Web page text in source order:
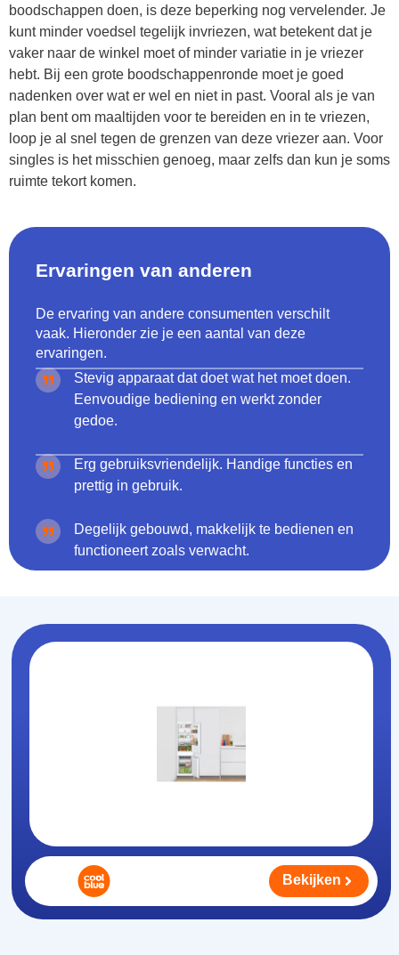
boodschappen doen, is deze beperking nog vervelender. Je
kunt minder voedsel tegelijk invriezen, wat betekent dat je
vaker naar de winkel moet of minder variatie in je vriezer
hebt. Bij een grote boodschappenronde moet je goed
nadenken over wat er wel en niet in past. Vooral als je van
plan bent om maaltijden voor te bereiden en in te vriezen,
loop je al snel tegen de grenzen van deze vriezer aan. Voor
singles is het misschien genoeg, maar zelfs dan kun je soms
ruimte tekort komen.
Ervaringen van anderen
De ervaring van andere consumenten verschilt
vaak. Hieronder zie je een aantal van deze
ervaringen.
Stevig apparaat dat doet wat het moet doen.
Eenvoudige bediening en werkt zonder
gedoe.
Erg gebruiksvriendelijk. Handige functies en
prettig in gebruik.
Degelijk gebouwd, makkelijk te bedienen en
functioneert zoals verwacht.
Bekijken